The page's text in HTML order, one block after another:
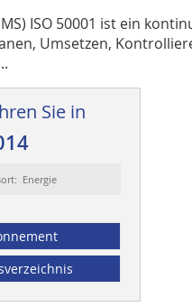
ISO 50001 ist ein
Umsetzen,
Sie in
Energie